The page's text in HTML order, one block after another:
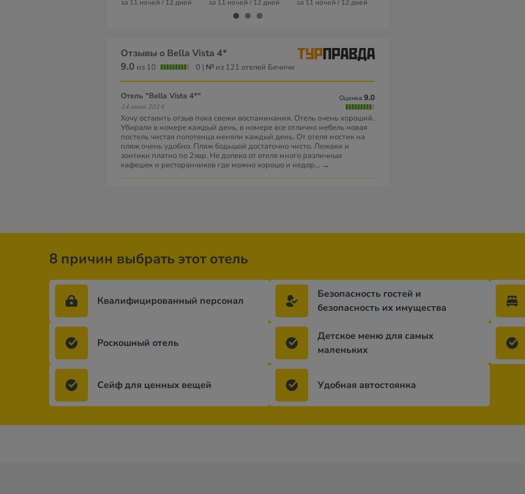
за 11 ночей / 12 дней за 11 ночей / 12 дней за 11 ночей / 12 дней
Отзывы о Bella Vista 4*
9.0 из 10 0 | № из 121 отелей Бечичи
Отель "Bella Vista 4*"
14 июня 2014
Оценка
9.0
Хочу оставить отзыв пока свежи воспаминания. Отель очень хороший.
Убирали в номере каждый день, в номере все отлично мебель новая
постель чистая полотенца меняли каждый день. От отеля мостик на
пляж очень удобно. Пляж бодьшой достаточно чисто. Лежаки и
зонтики платно по 2эвр. Не долеко от отеля много различных
кафешек и ресторанчиков где можно хорошо и недор... →
8 причин выбрать этот отель
Квалифицированный персонал
Безопасность гостей и
безопасность их имущества
Роскошный отель
Детское меню для самых
маленьких
Сейф для ценных вещей Удобная автостоянка